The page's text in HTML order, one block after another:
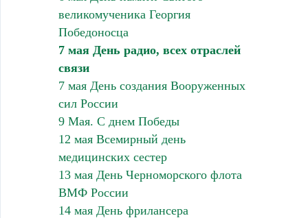
великомученика Георгия
Победоносца
7 мая День радио, всех отраслей
связи
7 мая День создания Вооруженных
сил России
9 Мая. С днем Победы
12 мая Всемирный день
медицинских сестер
13 мая День Черноморского флота
ВМФ России
14 мая День фрилансера